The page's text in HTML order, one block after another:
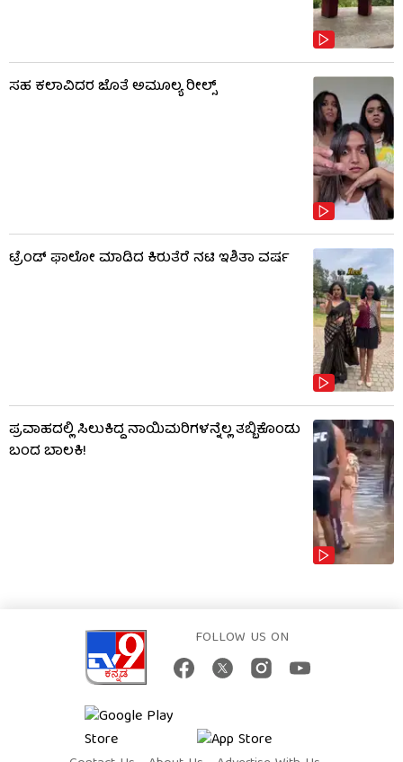
ಸಹ ಕಲಾವಿದರ ಜೊತೆ ಅಮೂಲ್ಯ ರೀಲ್ಸ್
ಟ್ರೆಂಡ್​​ ಫಾಲೋ ಮಾಡಿದ ಕಿರುತೆರೆ ನಟಿ ಇಶಿತಾ ವರ್ಷ
ಪ್ರವಾಹದಲ್ಲಿ ಸಿಲುಕಿದ್ದ ನಾಯಿಮರಿಗಳನ್ನೆಲ್ಲ ತಬ್ಬಿಕೊಂಡು
ಬಂದ ಬಾಲಕಿ!
FOLLOW US ON